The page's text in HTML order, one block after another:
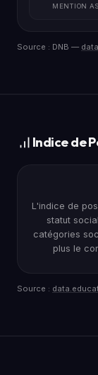
MENTION
Source : DNB —
Indice de
L'indice de
statut
catégories
plus le
Source :